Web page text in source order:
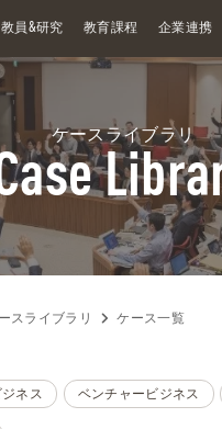
教員&研究 教育課程 企業連携
ケースライブラリ
スライブラリ ケース一覧
ネス ベンチャービジネス